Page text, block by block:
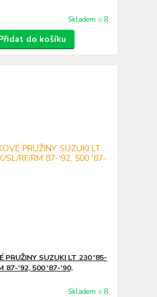
Skladem > 8
do košíku
PRUŽINY SUZUKI LT 230 '85-
87-'92, 500 '87-'90,
Skladem > 8